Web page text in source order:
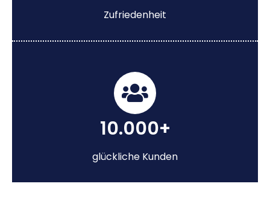
Zufriedenheit
10.000+
glückliche Kunden